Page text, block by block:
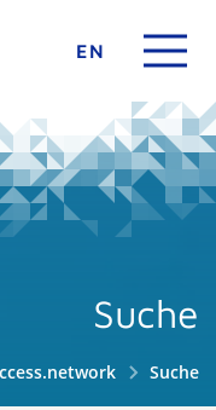
EN
Suche
Suche